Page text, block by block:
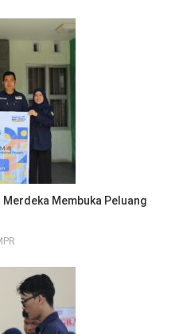
Membuka Peluang